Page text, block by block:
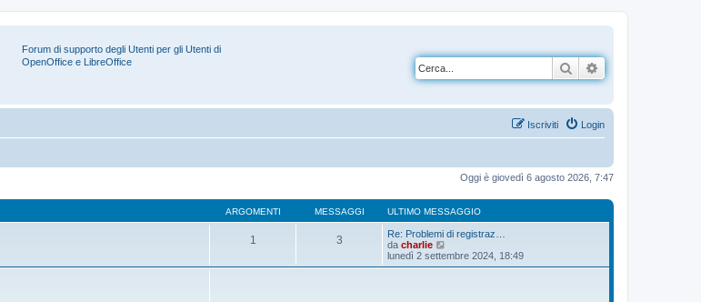
Forum di supporto degli Utenti per gli Utenti di
OpenOffice e LibreOffice
Cerca
Login
Iscriviti
Oggi è giovedì 6 agosto 2026, 7:47
ARGOMENTI MESSAGGI ULTIMO MESSAGGIO
1 3
Re: Problemi di registraz…
da charlie
e
d
lunedì 2 settembre 2024, 18:49